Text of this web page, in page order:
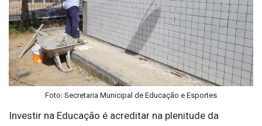
Foto: Secretaria Municipal de Educação e Esportes
Investir na Educação é acreditar na plenitude da